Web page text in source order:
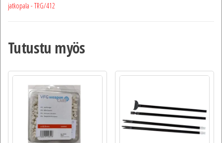
jatkopala - TRG/412
Tutustu myös